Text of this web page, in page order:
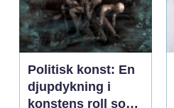
Politisk konst: En
djupdykning i
konstens roll som